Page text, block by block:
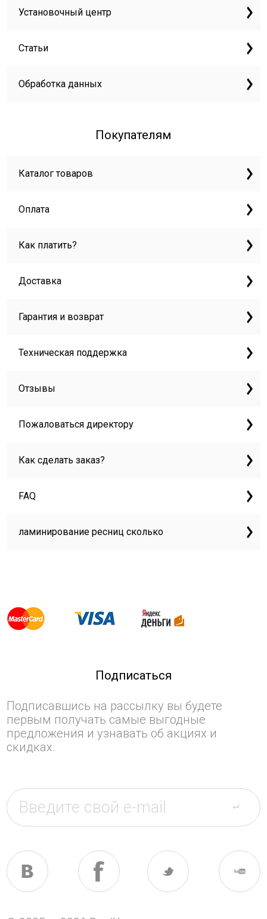
Установочный центр
Статьи
Обработка данных
Покупателям
Каталог товаров
Оплата
Как платить?
Доставка
Гарантия и возврат
Техническая поддержка
Отзывы
Пожаловаться директору
Как сделать заказ?
FAQ
ламинирование ресниц сколько
Подписаться
Подписавшись на рассылку вы будете
первым получать самые выгодные
предложения и узнавать об акциях и
скидках.